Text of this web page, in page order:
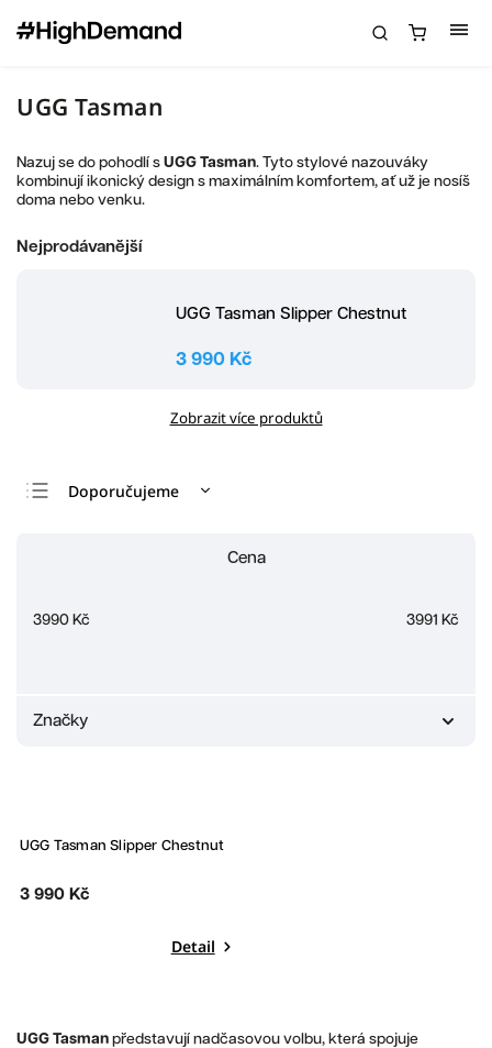
UGG Tasman
Nazuj se do pohodlí s UGG Tasman. Tyto stylové nazouváky
kombinují ikonický design s maximálním komfortem, ať už je nosíš
doma nebo venku.
Nejprodávanější
UGG Tasman Slipper Chestnut
3 990 Kč
Zobrazit více produktů
Doporučujeme
Abecedně
Cena
3990 Kč 3991 Kč
Značky
UGG Tasman Slipper Chestnut
3 990 Kč
Detail
UGG Tasman představují nadčasovou volbu, která spojuje